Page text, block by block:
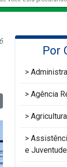
Por
Agência
Agricultura
e Juventude